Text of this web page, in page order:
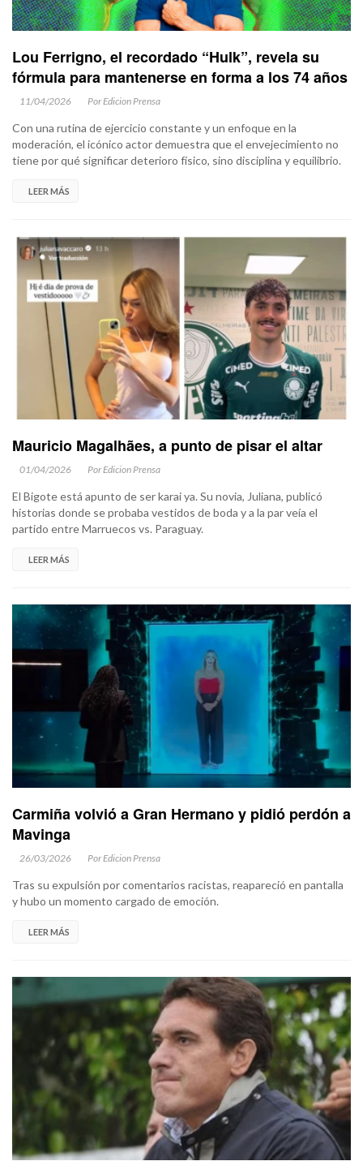
Lou Ferrigno, el recordado “Hulk”, revela su
fórmula para mantenerse en forma a los 74 años
11/04/2026 Por Edicion Prensa
Con una rutina de ejercicio constante y un enfoque en la
moderación, el icónico actor demuestra que el envejecimiento no
tiene por qué significar deterioro físico, sino disciplina y equilibrio.
LEER MÁS
Mauricio Magalhães, a punto de pisar el altar
01/04/2026 Por Edicion Prensa
El Bigote está apunto de ser karai ya. Su novia, Juliana, publicó
historias donde se probaba vestidos de boda y a la par veía el
partido entre Marruecos vs. Paraguay.
LEER MÁS
Carmiña volvió a Gran Hermano y pidió perdón a
Mavinga
26/03/2026 Por Edicion Prensa
Tras su expulsión por comentarios racistas, reapareció en pantalla
y hubo un momento cargado de emoción.
LEER MÁS